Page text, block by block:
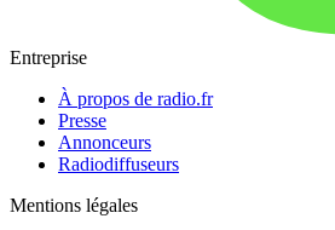
Entreprise
À propos de radio.fr
Presse
Annonceurs
Radiodiffuseurs
Mentions légales